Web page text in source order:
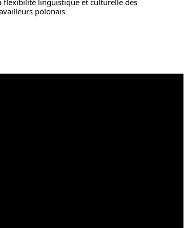
flexibilité linguistique et culturelle des
polonais